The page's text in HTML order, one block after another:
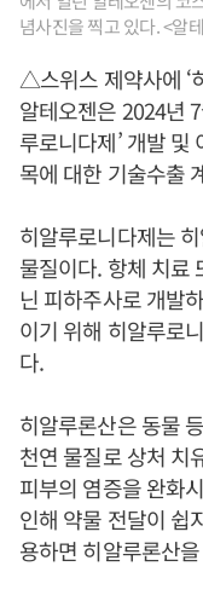
념사진을 찍고 있다. <알
△스위스 제약사에 ‘
알테오젠은 2024년
루로니다제’ 개발 및
목에 대한 기술수출
히알루로니다제는
물질이다. 항체 치료
닌 피하주사로 개발
이기 위해 히알루로
다.
히알루론산은 동물
천연 물질로 상처 치
피부의 염증을 완화
인해 약물 전달이 쉽
용하면 히알루론산